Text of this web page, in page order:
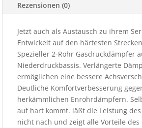
Rezensionen (0)
Jetzt auch als Austausch zu ihrem
Entwickelt auf den härtesten
Spezieller 2-Rohr Gasdruckdämpfer
Niederdruckbassis. Verlängerte
ermöglichen eine bessere
Deutliche Komfortverbesserung
herkämmlichen Enrohrdämpfern.
auf hart kommt. läßt die Leistung
nicht nach und zeigt alle Vorteile des